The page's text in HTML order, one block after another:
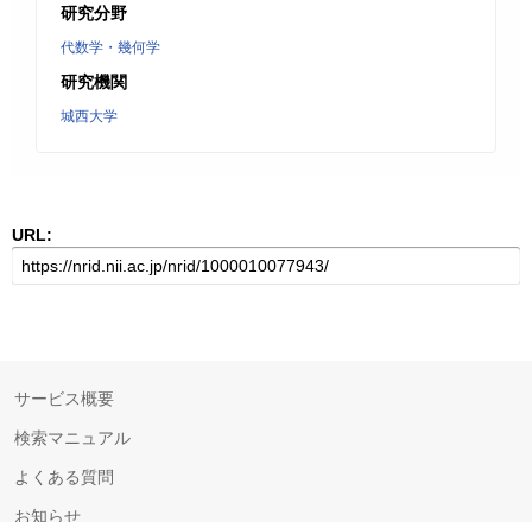
研究分野
代数学・幾何学
研究機関
城西大学
URL:
サービス概要
検索マニュアル
よくある質問
お知らせ